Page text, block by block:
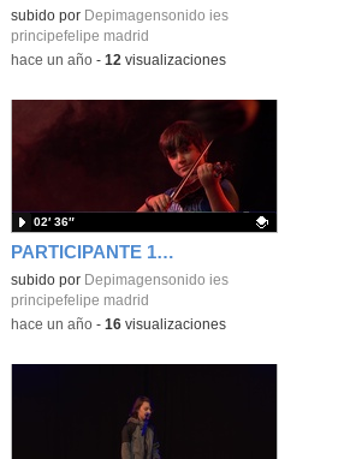
Contenido educativo.
subido por
Depimagensonido ies
principefelipe madrid
-hace un año- 12 visualizaciones
PARTICIPANTE 16.- ÁLVARO CASERO
Contenido educativo.
subido por
Depimagensonido ies
principefelipe madrid
02′ 36″
-hace un año- 16visualizaciones